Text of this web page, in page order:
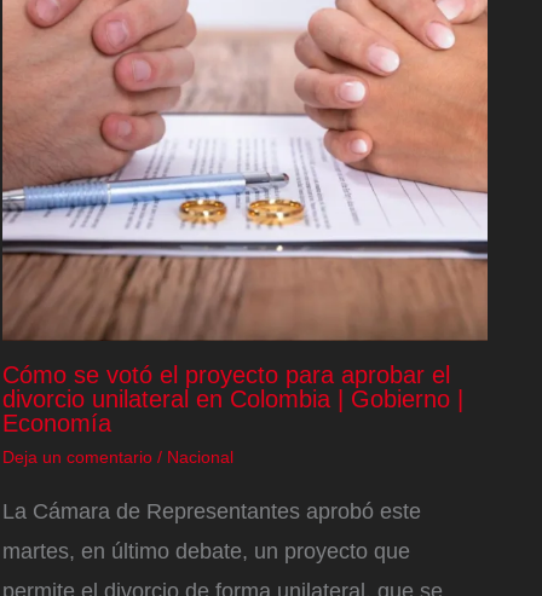
Cómo se votó el proyecto para aprobar el
divorcio unilateral en Colombia | Gobierno |
Economía
Deja un comentario / Nacional
La Cámara de Representantes aprobó este
martes, en último debate, un proyecto que
permite el divorcio de forma unilateral, que se